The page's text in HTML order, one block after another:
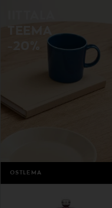
OSTLEMA